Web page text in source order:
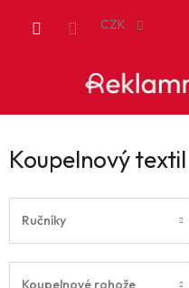
CZK
Koupelnový textil
Ručníky
Koupelnové rohože